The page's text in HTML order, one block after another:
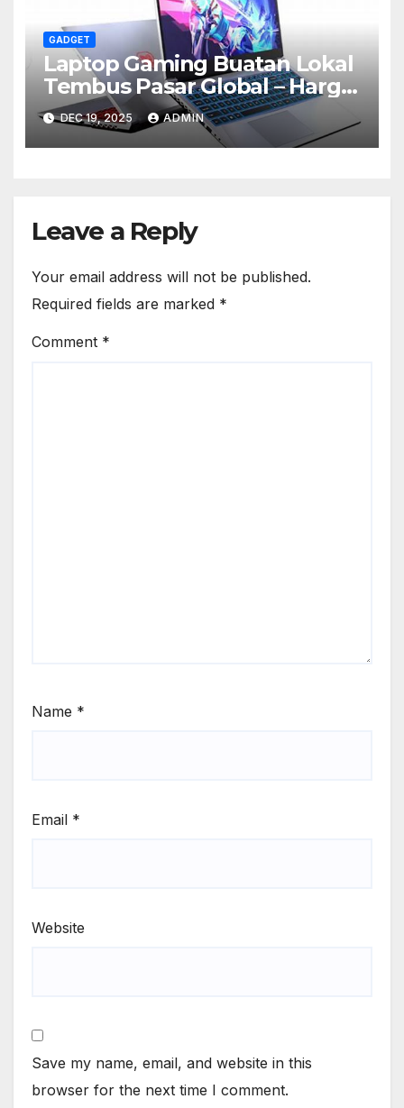
GADGET
Laptop Gaming Buatan Lokal
Tembus Pasar Global – Harga
Mulai Rp10 Jutaan
DEC 19, 2025 ADMIN
Leave a Reply
Your email address will not be published.
Required fields are marked *
Comment *
Name *
Email *
Website
Save my name, email, and website in this
browser for the next time I comment.